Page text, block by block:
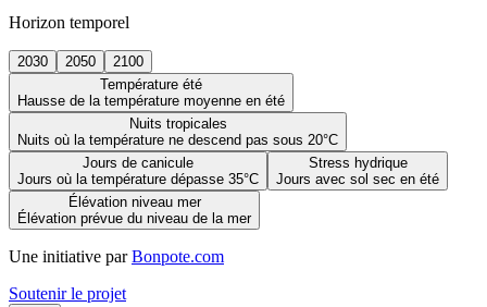
Horizon temporel
2030 2050
2100
Température été
Hausse de la température moyenne en été
Nuits tropicales
Nuits où la température ne descend pas sous 20°C
Jours de canicule
Jours où la température dépasse 35°C
Stress hydrique
Jours avec sol sec en été
Élévation niveau mer
Élévation prévue du niveau de la mer
Une initiative par Bonpote.com
Soutenir le projet